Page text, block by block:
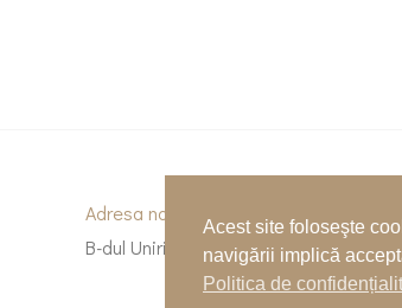
Adresa noastră
B-dul Unirii 53, Baia Mare, Maramureș
Acest site foloseşte
navigării implică
Politica de